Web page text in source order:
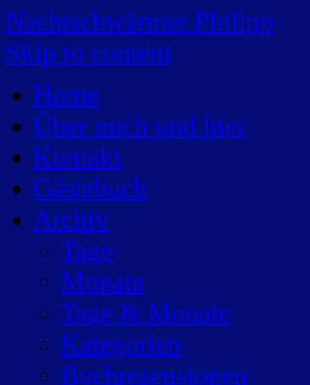
Nachtschwärmer Philipp
Skip to content
Home
Über mich und hier
Kontakt
Gästebuch
Archiv
Tage
Monate
Tage & Monate
Kategorien
Buchrezensionen